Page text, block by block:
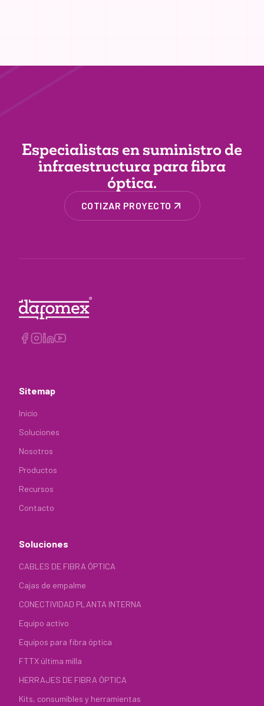
Especialistas en suministro de
infraestructurapara fibra
óptica.
COTIZAR PROYECTO
Sitemap
Inicio
Soluciones
Nosotros
Productos
Recursos
Contacto
Soluciones
CABLES DE FIBRA ÓPTICA
Cajas de empalme
CONECTIVIDAD PLANTA INTERNA
Equipo activo
Equipos para fibra óptica
FTTX última milla
HERRAJES DE FIBRA ÓPTICA
Kits, consumibles y herramientas